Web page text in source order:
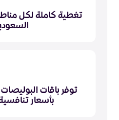
تغطية كاملة لكل
توفر باقات
بأسعار